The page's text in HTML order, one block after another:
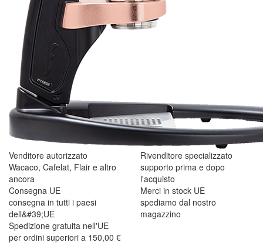
Venditore autorizzato
Wacaco, Cafelat, Flair e altro
ancora
Rivenditore specializzato
supporto prima e dopo
l'acquisto
Consegna UE
consegna in tutti i paesi
dell&#39;UE
Merci in stock UE
spediamo dal nostro
magazzino
Spedizione gratuita nell'UE
per ordini superiori a 150,00 €